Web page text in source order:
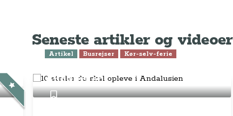
Seneste artikler og videoer
Artikel Busrejser Kør-selv-ferie
Andalusien